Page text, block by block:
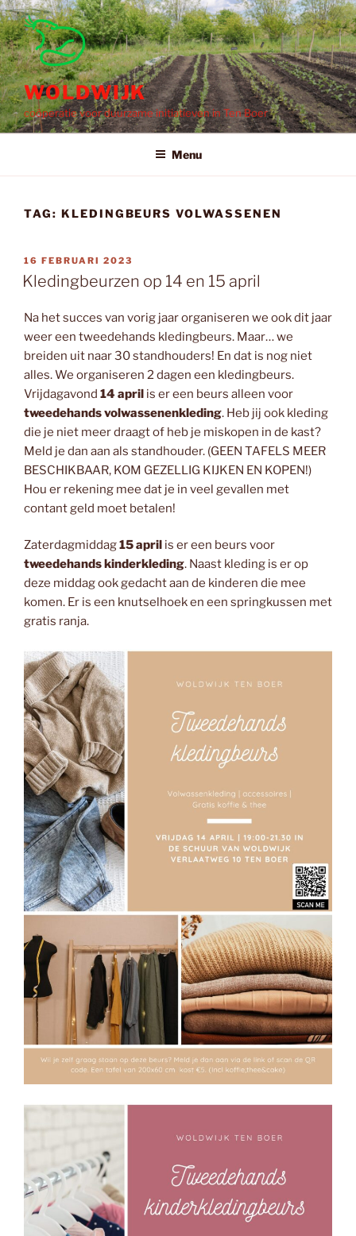
Ga
naar
de
inhoud
WOLDWIJK
coöperatie voor duurzame initiatieven in Ten Boer
Menu
TAG: KLEDINGBEURS VOLWASSENEN
GEPLAATST
OP
16 FEBRUARI 2023
Kledingbeurzen op 14 en 15 april
Na het succes van vorig jaar organiseren we ook dit jaar
weer een tweedehands kledingbeurs. Maar… we
breiden uit naar 30 standhouders! En dat is nog niet
alles. We organiseren 2 dagen een kledingbeurs.
Vrijdagavond 14 april is er een beurs alleen voor
tweedehands volwassenenkleding. Heb jij ook kleding
die je niet meer draagt of heb je miskopen in de kast?
Meld je dan aan als standhouder. (GEEN TAFELS MEER
BESCHIKBAAR, KOM GEZELLIG KIJKEN EN KOPEN!)
Hou er rekening mee dat je in veel gevallen met
contant geld moet betalen!
Zaterdagmiddag15 april is er een beurs voor
tweedehands kinderkleding. Naast kleding is er op
deze middag ook gedacht aan de kinderen die mee
komen. Er is een knutselhoek en een springkussen met
gratis ranja.